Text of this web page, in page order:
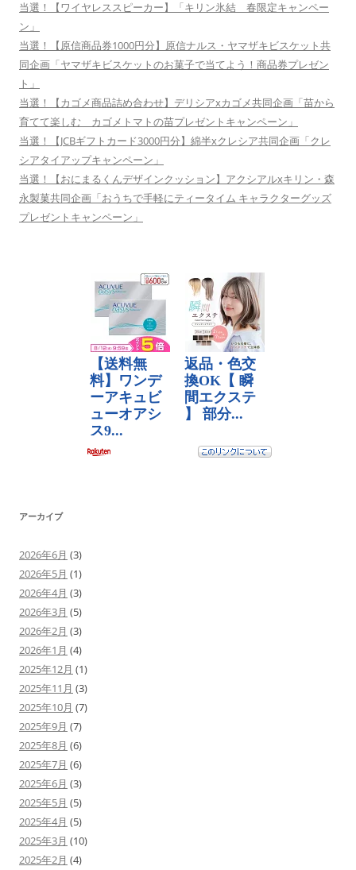
当選！【ワイヤレススピーカー】「キリン氷結 春限定キャンペー
ン」
当選！【原信商品券1000円分】原信ナルス・ヤマザキビスケット共
同企画「ヤマザキビスケットのお菓子で当てよう！商品券プレゼン
ト」
当選！【カゴメ商品詰め合わせ】デリシアxカゴメ共同企画「苗から
育てて楽しむ カゴメトマトの苗プレゼントキャンペーン」
当選！【JCBギフトカード3000円分】綿半xクレシア共同企画「クレ
シアタイアップキャンペーン」
当選！【おにまるくんデザインクッション】アクシアルxキリン・森
永製菓共同企画「おうちで手軽にティータイム キャラクターグッズ
プレゼントキャンペーン」
アーカイブ
2026年6月 (3)
2026年5月 (1)
2026年4月 (3)
2026年3月 (5)
2026年2月 (3)
2026年1月 (4)
2025年12月 (1)
2025年11月 (3)
2025年10月 (7)
2025年9月 (7)
2025年8月 (6)
2025年7月 (6)
2025年6月 (3)
2025年5月 (5)
2025年4月 (5)
2025年3月 (10)
2025年2月 (4)